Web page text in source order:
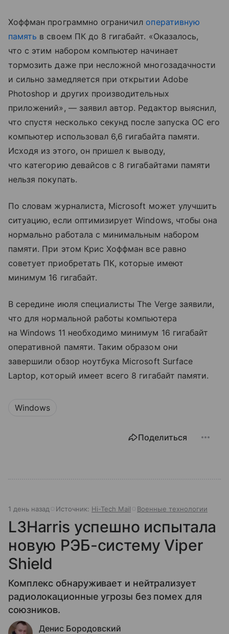
Хоффман программно ограничил оперативную
память в своем ПК до 8 гигабайт. «Оказалось,
что с этим набором компьютер начинает
тормозить даже при несложной многозадачности
и сильно замедляется при открытии Adobe
Photoshop и других производительных
приложений», — заявил автор. Редактор выяснил,
что спустя несколько секунд после запуска ОС его
компьютер использовал 6,6 гигабайта памяти.
Исходя из этого, он пришел к выводу,
что категорию девайсов с 8 гигабайтами памяти
нельзя покупать.
По словам журналиста, Microsoft может улучшить
ситуацию, если оптимизирует Windows, чтобы она
нормально работала с минимальным набором
памяти. При этом Крис Хоффман все равно
советует приобретать ПК, которые имеют
минимум 16 гигабайт.
В середине июля специалисты The Verge заявили,
что для нормальной работы компьютера
на Windows 11 необходимо минимум 16 гигабайт
оперативной памяти. Таким образом они
завершили обзор ноутбука Microsoft Surface
Laptop, который имеет всего 8 гигабайт памяти.
Windows
Поделиться
1 день назад Источник: Hi-Tech Mail Военные технологии
L3Harris успешно испытала
новую РЭБ-систему Viper
Shield
Комплекс обнаруживает и нейтрализует
радиолокационные угрозы без помех для
союзников.
Денис Бородовский